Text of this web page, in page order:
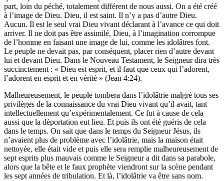
part, loin du péché, totalement différent de nous aussi. On a été créé
à l’image de Dieu. Dieu, il est saint. Il n’y a pas d’autre Dieu.
Aucun. Il est le seul vrai Dieu vivant déclarant à l’avance ce qui doit
arriver. Il ne doit pas être assimilé, Dieu, à l’imagination corrompue
de l’homme en faisant une image de lui, comme les idolâtres font.
Le peuple ne devait pas, par conséquent, placer rien d’autre devant
lui et devant Dieu. Dans le Nouveau Testament, le Seigneur dira très
succinctement : « Dieu est esprit, et il faut que ceux qui l’adorent,
l’adorent en esprit et en vérité » (Jean 4:24).
Malheureusement, le peuple tombera dans l’idolâtrie malgré tous ses
privilèges de la connaissance du vrai Dieu vivant qu’il avait, tant
intellectuellement qu’expérimentalement. Ce fut à cause de cela
aussi que la déportation eut lieu. Et puis ils ont été guéris de cela
dans le temps. On sait que dans le temps du Seigneur Jésus, ils
n’avaient plus de problème avec l’idolâtrie, mais la maison était
nettoyée, elle était vide et puis elle sera remplie malheureusement de
sept esprits plus mauvais comme le Seigneur a dit dans sa parabole,
alors que la bête et le faux prophète viendront sur la scène pendant
les sept années de tribulation. Et là, l’idolâtrie va être sans nom.